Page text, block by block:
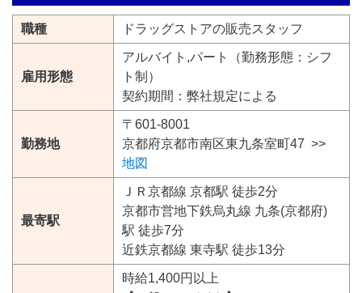
職種 ドラッグストアの販売スタッフ
雇用形態
アルバイト,パート（勤務形態：シフ
ト制）
契約期間：弊社規定による
勤務地
〒601-8001
京都府京都市南区東九条室町47 >>
地図
最寄駅
ＪＲ京都線 京都駅 徒歩2分
京都市営地下鉄烏丸線 九条(京都府)
駅 徒歩7分
近鉄京都線 東寺駅 徒歩13分
時給1,400円以上